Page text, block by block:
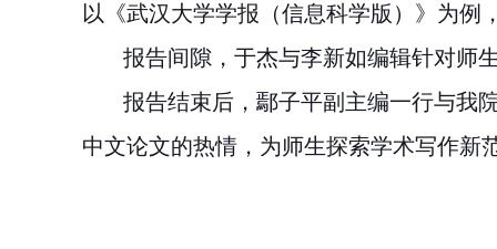
以《武汉大学学报（信息科学版）》为例
报告间隙，于杰与李新如编辑针对师
报告结束后，鄢子平副主编一行与我
中文论文的热情，为师生探索学术写作新